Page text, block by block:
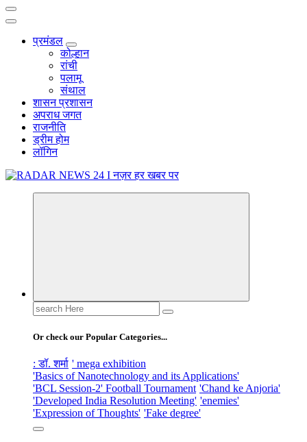
प्रमंडल
कोल्हान
रांची
पलामू
संथाल
शासन प्रशासन
अपराध जगत
राजनीति
ड्रीम होम
लॉगिन
Search
for:
Or check our Popular Categories...
: डॉ. शर्मा ' mega exhibition
'Basics of Nanotechnology and its Applications'
'BCL Session-2' Football Tournament 'Chand ke Anjoria'
'Developed India Resolution Meeting' 'enemies'
'Expression of Thoughts' 'Fake degree'